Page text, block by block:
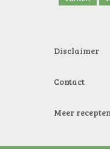
Disclaimer
Contact
Meer recepten